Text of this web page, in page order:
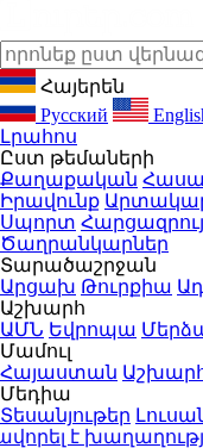
Հայերեն
Русский
Լրահոս
Ըստ թեմաների
Քաղաքական
Իրավունք
Սպորտ
Ծաղրանկարներ
Տարածաշրջան
Արցախ Թուրքիա
Աշխարհ
ԱՄՆ Եվրոպա
Մամուլ
Հայաստան
Մեդիա
Տեսանյութեր
է